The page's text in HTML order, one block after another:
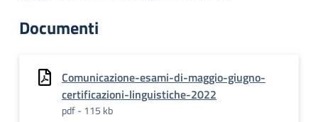
Documenti
Comunicazione-esami-di-maggio-giugno-
certificazioni-linguistiche-2022
pdf - 115 kb